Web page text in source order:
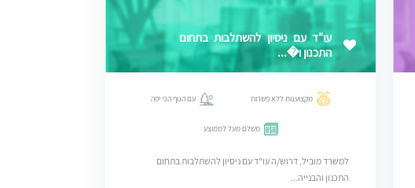
עו"ד עם ניסיון להשתלבות בתחום
התכנון ו�...
מקצוענות ללא פשרות עם הנוף הכי יפה
משלם מעל לממוצע
למשרד מוביל, דרוש/ה עו"ד עם ניסיון להשתלבות בתחום
התכנון והבנייה...